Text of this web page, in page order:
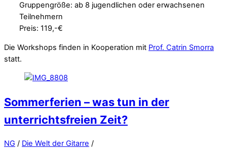
Gruppengröße: ab 8 jugendlichen oder erwachsenen
Teilnehmern
Preis: 119,-€
Die Workshops finden in Kooperation mit Prof. Catrin Smorra
statt.
Sommerferien – was tun in der
unterrichtsfreien Zeit?
NG / Die Welt der Gitarre /